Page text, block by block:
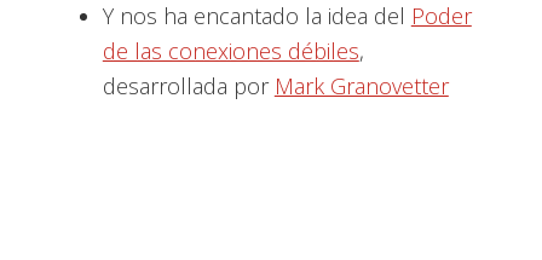
Y nos ha encantado la idea del Poder
de las conexiones débiles,
desarrollada por Mark Granovetter